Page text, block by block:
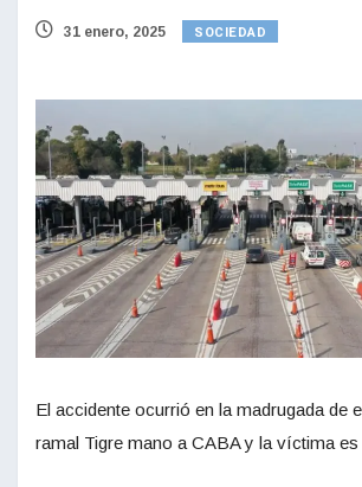
31 enero, 2025 SOCIEDAD
El accidente ocurrió en la madrugada de
ramal Tigre mano a CABA y la víctima